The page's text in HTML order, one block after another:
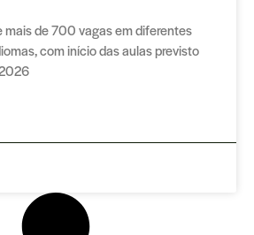
mais de 700 vagas em diferentes
com início das aulas previsto